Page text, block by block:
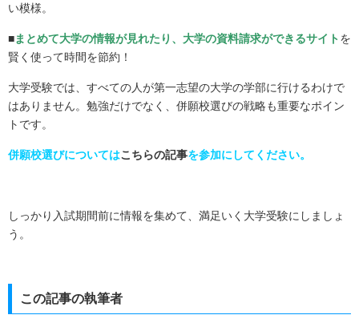
い模様。
■まとめて大学の情報が見れたり、大学の資料請求ができるサイトを
賢く使って時間を節約！
大学受験では、すべての人が第一志望の大学の学部に行けるわけで
はありません。勉強だけでなく、併願校選びの戦略も重要なポイン
トです。
併願校選びについてはこちらの記事を参加にしてください。
しっかり入試期間前に情報を集めて、満足いく大学受験にしましょ
う。
この記事の執筆者